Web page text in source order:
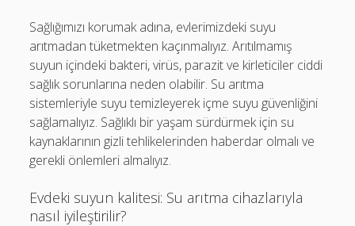
Sağlığımızı korumak adına, evlerimizdeki suyu
arıtmadan tüketmekten kaçınmalıyız. Arıtılmamış
suyun içindeki bakteri, virüs, parazit ve kirleticiler ciddi
sağlık sorunlarına neden olabilir. Su arıtma
sistemleriyle suyu temizleyerek içme suyu güvenliğini
sağlamalıyız. Sağlıklı bir yaşam sürdürmek için su
kaynaklarının gizli tehlikelerinden haberdar olmalı ve
gerekli önlemleri almalıyız.
Evdeki suyun kalitesi: Su arıtma cihazlarıyla
nasıl iyileştirilir?